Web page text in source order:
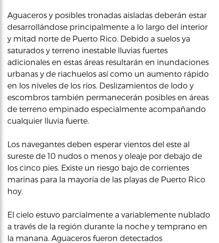
Aguaceros y posibles tronadas aisladas deberán estar
desarrollándose principalmente a lo largo del interior
y mitad norte de Puerto Rico. Debido a suelos ya
saturados y terreno inestable lluvias fuertes
adicionales en estas áreas resultarán en inundaciones
urbanas y de riachuelos así como un aumento rápido
en los niveles de los ríos. Deslizamientos de lodo y
escombros también permanecerán posibles en áreas
de terreno empinado especialmente acompañando
cualquier lluvia fuerte.
Los navegantes deben esperar vientos del este al
sureste de 10 nudos o menos y oleaje por debajo de
los cinco pies. Existe un riesgo bajo de corrientes
marinas para la mayoría de las playas de Puerto Rico
hoy.
El cielo estuvo parcialmente a variablemente nublado
a través de la región durante la noche y temprano en
la manana. Aguaceros fueron detectados